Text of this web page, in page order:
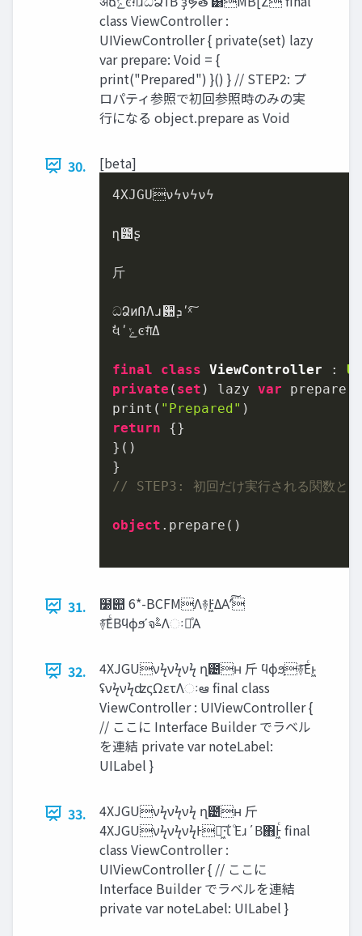
class ViewController :
UIViewController { private(set) lazy
var prepare: Void = {
print("Prepared") }() } // STEP2: プ
ロパティ参照で初回参照時のみの実
行になる object.prepare as Void
30. [beta]
4XJGUνϟνϟνϟ
ղ౴ʂ
⽄
ධՁͷ݁ՌΛɹؔ਺‫ͯ͠ʹܕ‬
ࣗવʹ‫ͼݺ‬ग़ͤΔ
final class ViewController :
private ( set ) lazy var
print( "Prepared"
return {}
}()
// STEP3: 初回だけ実行される関数とし
object .prepare()
31.
໰୊̎ 6*-BCFMΛ࿈݁Ͱ͖ΔΑ͏ʹͯ͠
࿈݁͞ΕͨΒϥϕϧʹจࣈΛઃఆͤΑ
32.
4XJGUνϟνϟνϟ ղ౴ʜ ⽄ ϥϕϧ͕࿈݁͞Εͨͱ͖
ʢνϟνϟʣςΩετΛઃఆ final class
ViewController : UIViewController {
// ここに Interface Builder でラベル
を連結 private var noteLabel:
UILabel }
33.
4XJGUνϟνϟνϟ ղ౴ʜ ⽄
4XJGUνϟνϟνϟͰղ͖·͠ΐ͏ ͦΕɹ΄Β΋͏Ͱ͖ͨ final
class ViewController :
UIViewController { // ここに
Interface Builder でラベルを連結
private var noteLabel: UILabel }